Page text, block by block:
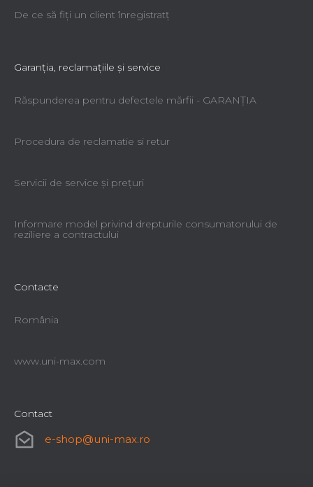
De ce să fiţi un client înregistratţ
Garanţia, reclamaţiile şi service
Răspunderea pentru defectele mărfii - GARANŢIA
Procedura de reclamatie si retur
Servicii de service şi preţuri
Informare model privind drepturile consumatorului de
reziliere a contractului
Contacte
România
www.uni-max.com
Contact
e-shop@uni-max.ro